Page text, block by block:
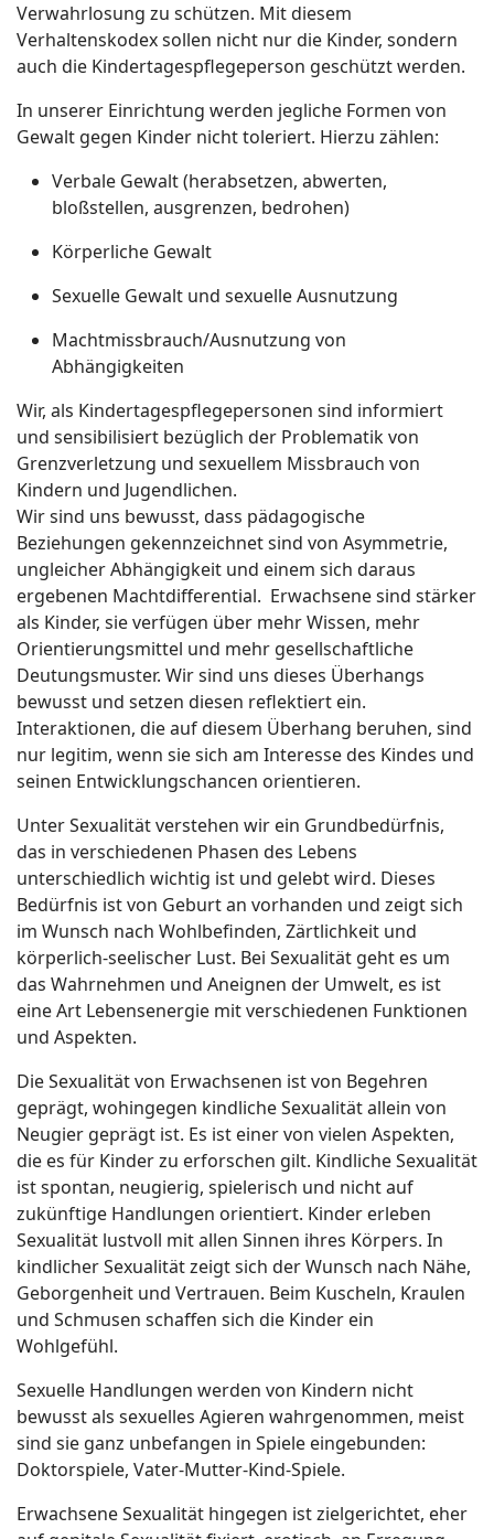
Verwahrlosung zu schützen. Mit diesem
Verhaltenskodex sollen nicht nur die Kinder, sondern
auch die Kindertagespflegeperson geschützt werden.
In unserer Einrichtung werden jegliche Formen von
Gewalt gegen Kinder nicht toleriert. Hierzu zählen:
Verbale Gewalt (herabsetzen, abwerten,
bloßstellen, ausgrenzen, bedrohen)
Körperliche Gewalt
Sexuelle Gewalt und sexuelle Ausnutzung
Machtmissbrauch/Ausnutzung von
Abhängigkeiten
Wir, als Kindertagespflegepersonen sind informiert
und sensibilisiert bezüglich der Problematik von
Grenzverletzung und sexuellem Missbrauch von
Kindern und Jugendlichen.
Wir sind uns bewusst, dass pädagogische
Beziehungen gekennzeichnet sind von Asymmetrie,
ungleicher Abhängigkeit und einem sich daraus
ergebenen Machtdifferential. Erwachsene sind stärker
als Kinder, sie verfügen über mehr Wissen, mehr
Orientierungsmittel und mehr gesellschaftliche
Deutungsmuster. Wir sind uns dieses Überhangs
bewusst und setzen diesen reflektiert ein.
Interaktionen, die auf diesem Überhang beruhen, sind
nur legitim, wenn sie sich am Interesse des Kindes und
seinen Entwicklungschancen orientieren.
Unter Sexualität verstehen wir ein Grundbedürfnis,
das in verschiedenen Phasen des Lebens
unterschiedlich wichtig ist und gelebt wird. Dieses
Bedürfnis ist von Geburt an vorhanden und zeigt sich
im Wunsch nach Wohlbefinden, Zärtlichkeit und
körperlich-seelischer Lust. Bei Sexualität geht es um
das Wahrnehmen und Aneignen der Umwelt, es ist
eine Art Lebensenergie mit verschiedenen Funktionen
und Aspekten.
Die Sexualität von Erwachsenen ist von Begehren
geprägt, wohingegen kindliche Sexualität allein von
Neugier geprägt ist. Es ist einer von vielen Aspekten,
die es für Kinder zu erforschen gilt. Kindliche Sexualität
ist spontan, neugierig, spielerisch und nicht auf
zukünftige Handlungen orientiert. Kinder erleben
Sexualität lustvoll mit allen Sinnen ihres Körpers. In
kindlicher Sexualität zeigt sich der Wunsch nach Nähe,
Geborgenheit und Vertrauen. Beim Kuscheln, Kraulen
und Schmusen schaffen sich die Kinder ein
Wohlgefühl.
Sexuelle Handlungen werden von Kindern nicht
bewusst als sexuelles Agieren wahrgenommen, meist
sind sie ganz unbefangen in Spiele eingebunden:
Doktorspiele, Vater-Mutter-Kind-Spiele.
Erwachsene Sexualität hingegen ist zielgerichtet, eher